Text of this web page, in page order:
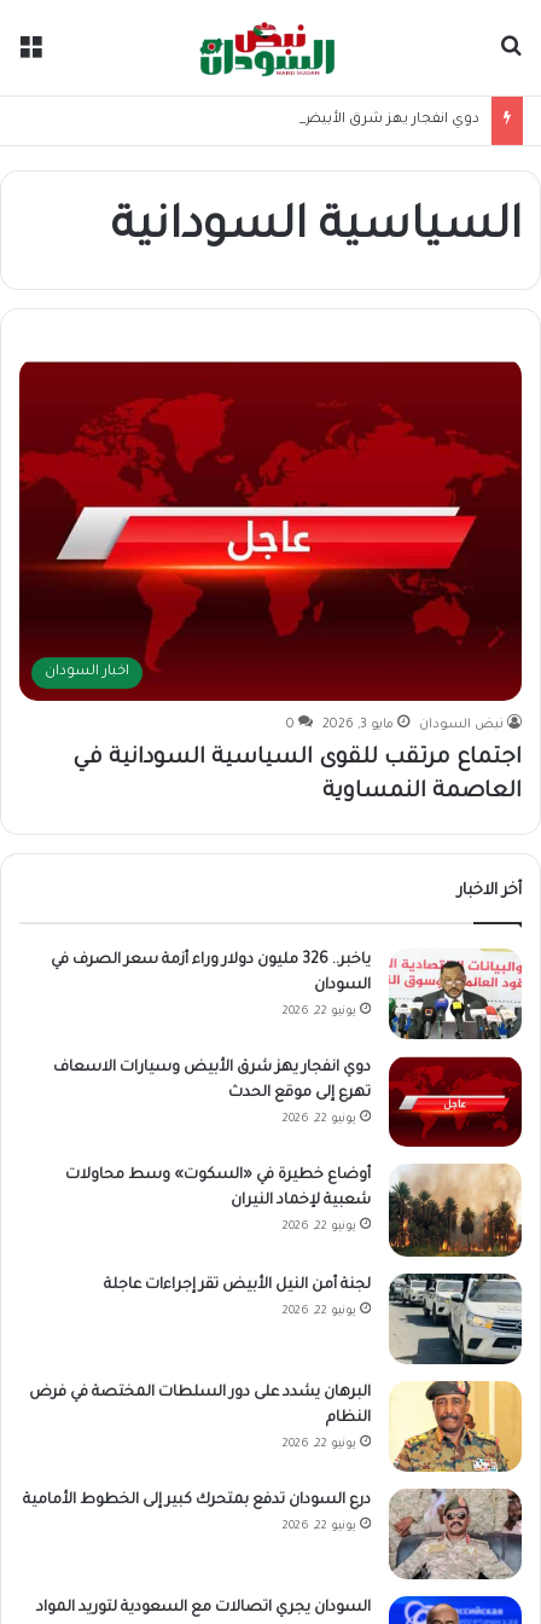
السياسية السودانية
اخبار السودان
نبض السودان مايو 3, 2026 0
اجتماع مرتقب للقوى السياسية السودانية في
العاصمة النمساوية
أخر الاخبار
ياخبر.. 326 مليون دولار وراء أزمة سعر الصرف في
السودان
يونيو 22, 2026
دوي انفجار يهز شرق الأبيض وسيارات الاسعاف
تهرع إلى موقع الحدث
يونيو 22, 2026
أوضاع خطيرة في «السكوت» وسط محاولات
شعبية لإخماد النيران
يونيو 22, 2026
لجنة أمن النيل الأبيض تقر إجراءات عاجلة
يونيو 22, 2026
البرهان يشدد على دور السلطات المختصة في فرض
النظام
يونيو 22, 2026
درع السودان تدفع بمتحرك كبير إلى الخطوط الأمامية
يونيو 22, 2026
السودان يجري اتصالات مع السعودية لتوريد المواد